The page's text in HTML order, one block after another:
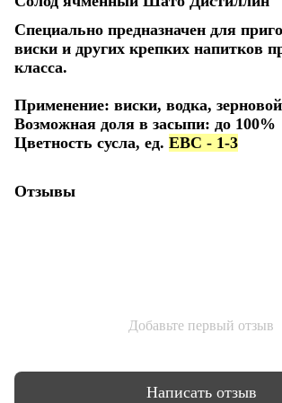
Специально предназначен для
виски и других крепких напитков
класса.
Применение: виски, водка,
Возможная доля в засыпи: до 100%
Цветность сусла, ед. EBC - 1-3
Отзывы
Добавьте первый отзыв
Написать отзыв